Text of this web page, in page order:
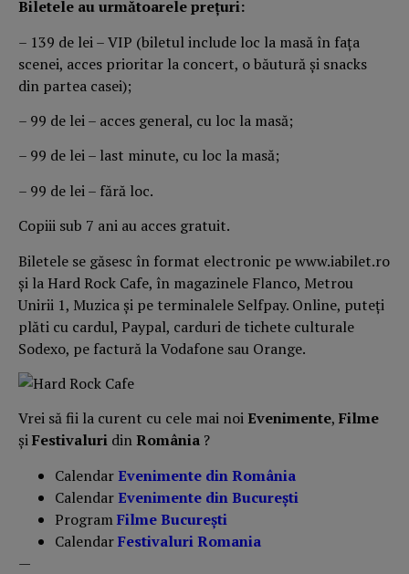
Biletele au următoarele preţuri:
– 139 de lei – VIP (biletul include loc la masă în faţa
scenei, acces prioritar la concert, o băutură și snacks
din partea casei);
– 99 de lei – acces general, cu loc la masă;
– 99 de lei – last minute, cu loc la masă;
– 99 de lei – fără loc.
Copiii sub 7 ani au acces gratuit.
Biletele se găsesc în format electronic pe www.iabilet.ro
și la Hard Rock Cafe, în magazinele Flanco, Metrou
Unirii 1, Muzica și pe terminalele Selfpay. Online, puteți
plăti cu cardul, Paypal, carduri de tichete culturale
Sodexo, pe factură la Vodafone sau Orange.
Vrei să fii la curent cu cele mai noiEvenimente, Filme
șiFestivaluri dinRomânia ?
CalendarEvenimente din România
CalendarEvenimente din București
ProgramFilme București
CalendarFestivaluri Romania
—